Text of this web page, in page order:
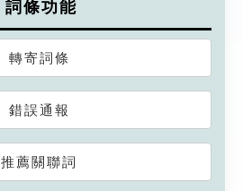
詞條功能
轉寄詞條
錯誤通報
推薦關聯詞